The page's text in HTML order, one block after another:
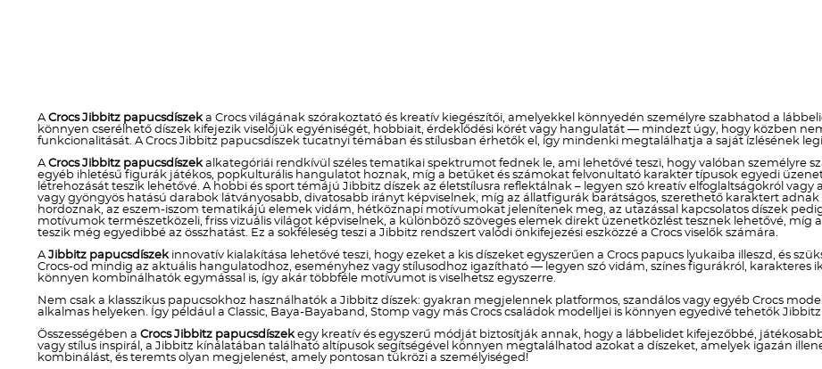
ACrocs Jibbitz papucsdíszeka Crocs világának szórakoztató és kreatív kiegészítői, amelyekkel könnyedén személyre szabhatod a
könnyen cserélhető díszek kifejezik viselőjük egyéniségét, hobbiait, érdeklődési körét vagy hangulatát — mindezt úgy, hogy közben
funkcionalitását. A Crocs Jibbitz papucsdíszek tucatnyi témában és stílusban érhetők el, így mindenki megtalálhatja a saját ízlésének
ACrocs Jibbitz papucsdíszekalkategóriái rendkívül széles tematikai spektrumot fednek le, ami lehetővé teszi, hogy valóban személyre
egyéb ihletésű figurák játékos, popkulturális hangulatot hoznak, míg a betűket és számokat felvonultató karakter típusok egyedi
létrehozását teszik lehetővé. A hobbi és sport témájú Jibbitz díszek az életstílusra reflektálnak – legyen szó kreatív elfoglaltságokról
vagy gyöngyös hatású darabok látványosabb, divatosabb irányt képviselnek, míg az állatfigurák barátságos, szerethető karaktert
hordoznak, az eszem-iszom tematikájú elemek vidám, hétköznapi motívumokat jelenítenek meg, az utazással kapcsolatos díszek
motívumok természetközeli, friss vizuális világot képviselnek, a különböző szöveges elemek direkt üzenetközlést tesznek lehetővé, míg
teszik még egyedibbé az összhatást. Ez a sokféleség teszi a Jibbitz rendszert valódi önkifejezési eszközzé a Crocs viselők számára.
AJibbitz papucsdíszekinnovatív kialakítása lehetővé teszi, hogy ezeket a kis díszeket egyszerűen a Crocs papucs lyukaiba illeszd, és
Crocs-od mindig az aktuális hangulatodhoz, eseményhez vagy stílusodhoz igazítható — legyen szó vidám, színes figurákról, karakteres
könnyen kombinálhatók egymással is, így akár többféle motívumot is viselhetsz egyszerre.
Nem csak a klasszikus papucsokhoz használhatók a Jibbitz díszek: gyakran megjelennek platformos, szandálos vagy egyéb Crocs
alkalmas helyeken. Így például a Classic, Baya-Bayaband, Stomp vagy más Crocs családok modelljei is könnyen egyedivé tehetők
Összességében a Crocs Jibbitz papucsdíszekegy kreatív és egyszerű módját biztosítják annak, hogy a lábbelidet kifejezőbbé,
vagy stílus inspirál, a Jibbitz kínálatában található altípusok segítségével könnyen megtalálhatod azokat a díszeket, amelyek igazán
kombinálást, és teremts olyan megjelenést, amely pontosan tükrözi a személyiséged!